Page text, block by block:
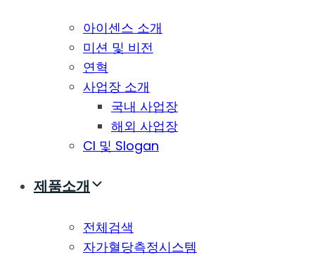
아이센스 소개
미션 및 비전
연혁
사업장 소개
국내 사업장
해외 사업장
CI 및 Slogan
제품소개
전체검색
자가혈당측정시스템